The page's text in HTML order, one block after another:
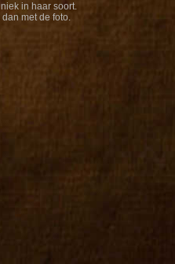
in haar soort.
met de foto.